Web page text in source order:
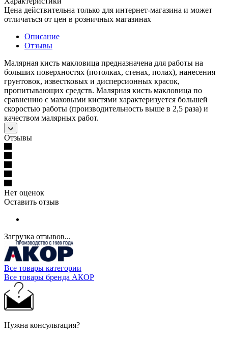
Цена действительна только для интернет-магазина и может
отличаться от цен в розничных магазинах
Описание
Отзывы
Малярная кисть макловица предназначена для работы на
больших поверхностях (потолках, стенах, полах), нанесения
грунтовок, известковых и дисперсионных красок,
пропитывающих средств. Малярная кисть макловица по
сравнению с маховыми кистями характеризуется большей
скоростью работы (производительность выше в 2,5 раза) и
качеством малярных работ.
Отзывы
Нет оценок
Оставить отзыв
Загрузка отзывов...
Все товары категории
Все товары бренда АКОР
Нужна консультация?